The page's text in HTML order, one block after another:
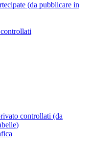
(da pubblicare in
controllati (da